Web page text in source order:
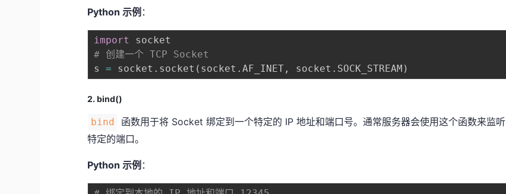
Python 示例 ：
import
# 创建一个 TCP Socket
s = socket . socket ( socket .AF_INET , socket . SOCK_STREAM )
2. bind()
bind
函数用于将 Socket 绑定到一个特定的 IP 地址和端口号。通常服务器会使用这个函数来监听
特定的端口。
Python 示例 ：